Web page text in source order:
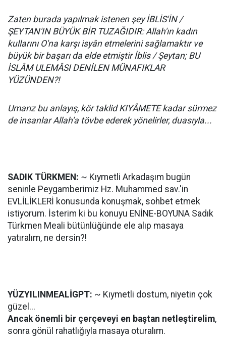
Zaten burada yapılmak istenen şey İBLİS'İN /
ŞEYTAN'IN BÜYÜK BİR TUZAĞIDIR: Allah'ın kadın
kullarını O'na karşı isyân etmelerini sağlamaktır ve
büyük bir başarı da elde etmiştir İblis / Şeytan; BU
İSLÂM ULEMÂSI DENİLEN MÜNAFIKLAR
YÜZÜNDEN?!
Umarız bu anlayış, kör taklid KIYÂMETE kadar sürmez
de insanlar Allah'a tövbe ederek yönelirler, duasıyla...
SADIK TÜRKMEN: ~ Kıymetli Arkadaşım bugün
seninle Peygamberimiz Hz. Muhammed sav.'in
EVLİLİKLERİ konusunda konuşmak, sohbet etmek
istiyorum. İsterim ki bu konuyu ENİNE-BOYUNA Sadık
Türkmen Meali bütünlüğünde ele alıp masaya
yatıralım, ne dersin?!
YÜZYILINMEALİGPT: ~ Kıymetli dostum, niyetin çok
güzel...
Ancak önemli bir çerçeveyi en baştan netleştirelim,
sonra gönül rahatlığıyla masaya oturalım.